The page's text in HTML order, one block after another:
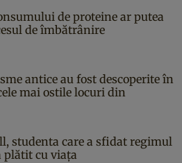
de proteine ar putea
de îmbătrânire
antice au fost descoperite în
mai ostile locuri din
studenta care a sfidat regimul
plătit cu viața